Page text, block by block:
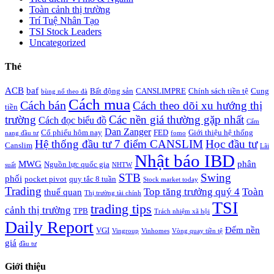
Toàn cảnh thị trường
Trí Tuệ Nhân Tạo
TSI Stock Leaders
Uncategorized
Thẻ
ACB baf bùng nổ theo đà Bất động sản CANSLIMPRE Chính sách tiền tệ Cung
tiền Cách bán Cách mua Cách theo dõi xu hướng thị
trường Cách đọc biểu đồ Các nền giá thường gặp nhất Cẩm
nang đầu tư Cổ phiếu hôm nay Dan Zanger FED fomo Giới thiệu hệ thống
Canslim Hệ thống đầu tư 7 điểm CANSLIMHọc đầu tư Lãi
suất MWG Nguồn lực quốc gia NHTW Nhật báo IBD phân
phối pocket pivot quy tắc 8 tuần STB Stock market today Swing
Trading thuế quan Thị trường tài chính Top tăng trưởng quý 4 Toàn
cảnh thị trường TPB trading tips Trách nhiệm xã hội TSI
Daily Report VGI Vingroup Vinhomes Vòng quay tiền tệ Đếm nền
giá đầu tư
Giới thiệu